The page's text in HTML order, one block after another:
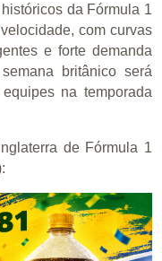
da Fórmula 1
com curvas
e forte demanda
britânico será
na temporada
de Fórmula 1